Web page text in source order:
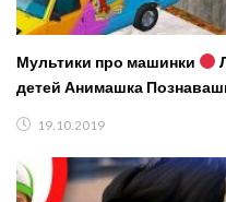
Мультики про машинки
детей Анимашка
19.10.2019